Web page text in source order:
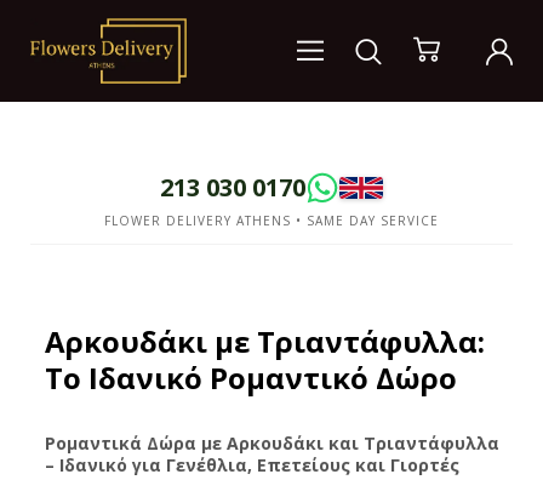
213 030 0170
FLOWER DELIVERY ATHENS • SAME DAY SERVICE
Αρκουδάκι με Τριαντάφυλλα:
Το Ιδανικό Ρομαντικό Δώρο
Ρομαντικά Δώρα με Αρκουδάκι και Τριαντάφυλλα
– Ιδανικό για Γενέθλια, Επετείους και Γιορτές